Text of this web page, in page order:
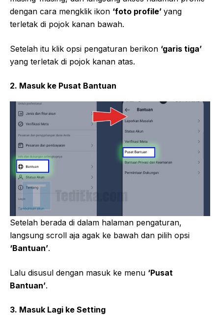
dengan cara mengklik ikon ‘foto profile’ yang
terletak di pojok kanan bawah.
Setelah itu klik opsi pengaturan berikon ‘garis tiga’
yang terletak di pojok kanan atas.
2. Masuk ke Pusat Bantuan
Setelah berada di dalam halaman pengaturan,
langsung scroll aja agak ke bawah dan pilih opsi
‘Bantuan’.
Lalu disusul dengan masuk ke menu ‘Pusat
Bantuan’.
3. Masuk Lagi ke Setting